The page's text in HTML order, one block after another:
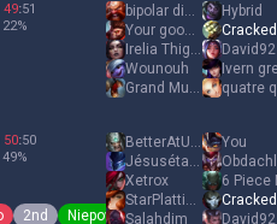
49:51
22%
bipolar disorder
Your good girll
Irelia Thighs xd
Wounouh
Grand Munster
Hybrid
David92
50:50
49%
2nd Niepowstrzymany
BetterAtUrChamp
Jésusétaitnoir
Xetrox
StarPlattinium
Salahdim
You
David92